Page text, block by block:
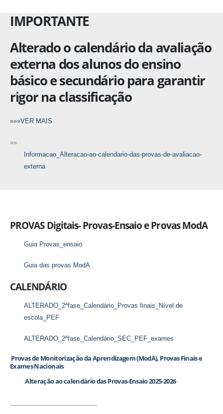
IMPORTANTE
Alterado o calendário da avaliação
externa dos alunos do ensino
básico e secundário para garantir
rigor na classificação
»»»VER MAIS
»»
Informacao_Alteracao-ao-calendario-das-provas-de-avaliacao-
externa
PROVAS Digitais- Provas-Ensaio e Provas ModA
Guia Provas_ensaio
Guia das provas ModA
CALENDÁRIO
ALTERADO_2ªfase_Calendário_Provas finais_Nível de
escola_PEF
ALTERADO_2ªfase_Calendário_SEC_PEF_exames
Provas de Monitorização da Aprendizagem (ModA), Provas Finais e
Exames Nacionais
Alteração ao calendário das Provas-Ensaio 2025-2026